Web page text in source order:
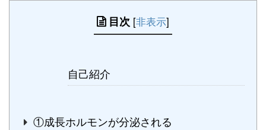
目次 [非表示]
自己紹介
①成長ホルモンが分泌される